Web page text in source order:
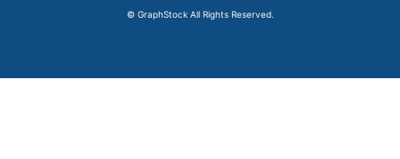
© GraphStock All Rights Reserved.